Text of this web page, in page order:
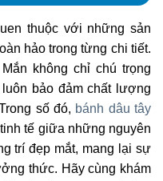
thuộc với những sản
hảo trong từng chi tiết.
không chỉ chú trọng
bảo đảm chất lượng
số đó, bánh dâu tây
tế giữa những nguyên
trí đẹp mắt, mang lại sự
thức. Hãy cùng khám